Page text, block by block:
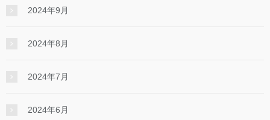
2024年9月
2024年8月
2024年7月
2024年6月